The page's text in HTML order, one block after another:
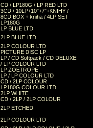
CD / LP180G / LP RED LTD
3CD / 10LP+10"+7"+KNIHY /
8CD BOX + kniha / 4LP SET
LP180G
LP BLUE LTD
2LP BLUE LTD
2LP COLOUR LTD
PICTURE DISC LP
LP / CD Softpack / CD DELUXE
/ LP COLOUR LTD
LP ZOETROPE
LP / LP COLOUR LTD
CD / 2LP COLOUR
LP180G COLOUR LTD
2LP WHITE
CD / 2LP / 2LP COLOUR
2LP ETCHED
2LP COLOUR LTD